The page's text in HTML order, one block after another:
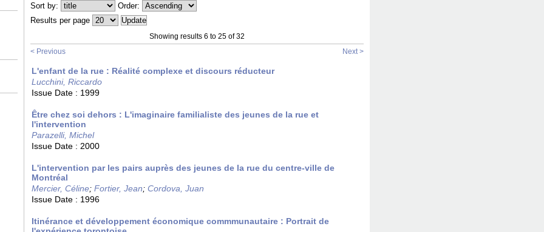
Sort by:
Order:
Results per page
Showing results 6 to 25 of 32
< Previous
Next >
L'enfant de la rue : Réalité complexe et discours réducteur
Lucchini, Riccardo
Issue Date : 1999
Être chez soi dehors : L'imaginaire familialiste des jeunes de la rue et
l'intervention
Parazelli, Michel
Issue Date : 2000
L'intervention par les pairs auprès des jeunes de la rue du centre-ville de
Montréal
Mercier, Céline; Fortier, Jean; Cordova, Juan
Issue Date : 1996
Itinérance et développement économique commmunautaire : Portrait de